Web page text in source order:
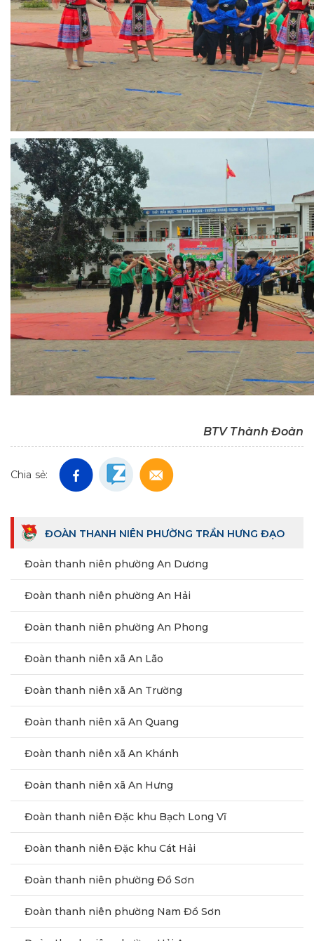
BTV Thành Đoàn
Chia sẻ:
ĐOÀN THANH NIÊN PHƯỜNG TRẦN HƯNG ĐẠO
Đoàn thanh niên phường An Dương
Đoàn thanh niên phường An Hải
Đoàn thanh niên phường An Phong
Đoàn thanh niên xã An Lão
Đoàn thanh niên xã An Trường
Đoàn thanh niên xã An Quang
Đoàn thanh niên xã An Khánh
Đoàn thanh niên xã An Hưng
Đoàn thanh niên Đặc khu Bạch Long Vĩ
Đoàn thanh niên Đặc khu Cát Hải
Đoàn thanh niên phường Đồ Sơn
Đoàn thanh niên phường Nam Đồ Sơn